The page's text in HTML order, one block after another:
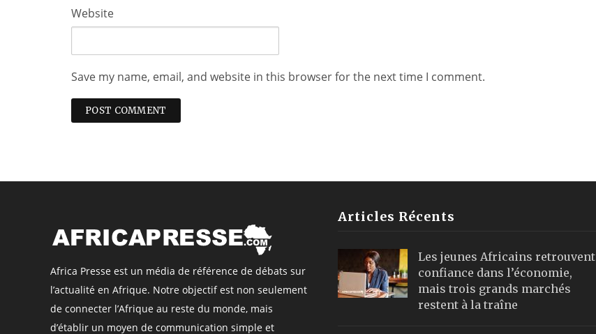
Website
Save my name, email, and website in this browser for the next time I comment.
Africa Presse est un média de référence de débats sur
l’actualité en Afrique. Notre objectif est non seulement
de connecter l’Afrique au reste du monde, mais
d’établir un moyen de communication simple et
Articles Récents
Les jeunes Africains retrouvent
confiance dans l’économie,
mais trois grands marchés
restent à la traîne